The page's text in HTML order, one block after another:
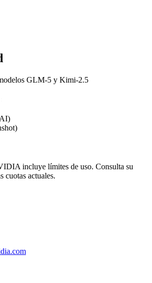
GLM-5 y Kimi-2.5
incluye límites de uso. Consulta su
cuotas actuales.